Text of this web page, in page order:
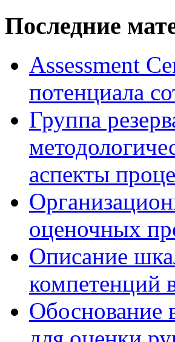
Последние
Assessment
потенциала
Группа
аспекты
оценочных
Описание
компетенций
Обоснование